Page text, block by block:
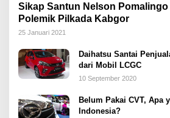
Sikap Santun Nelson Pomalingo
Polemik Pilkada Kabgor
25 Januari 2021
Daihatsu Santai
dari Mobil LCGC
10 September 2020
Belum Pakai CVT, Apa
Indonesia?